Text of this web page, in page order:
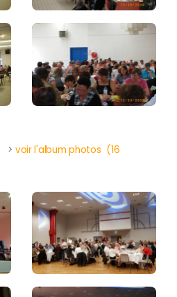
> voir l'album photos (16